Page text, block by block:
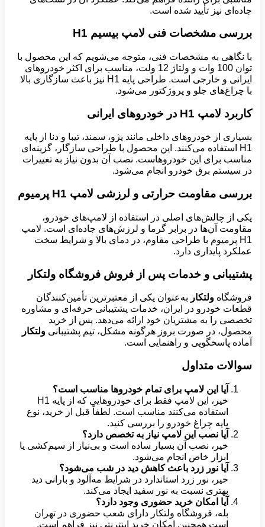
جاده‌ای نیز تأیید شده است.
بررسی مشخصات فنی لامپ بیسیم
با نگاهی به مشخصات فنی، متوجه می‌شویم که این محصول با
توان 100 وات و ولتاژ 12 ولت، مناسب برای اکثر خودروهای
ایرانی و خارجی است. طراحی پایه H1 نیز باعث سازگاری بالا
با چراغ‌های جلو و پروژکتور می‌شود.
کاربرد لامپ در خودروهای ایرانی
بسیاری از خودروهای داخلی مانند پژو، سمند، تیبا و دنا از پایه
H1 استفاده می‌کنند. این محصول با طراحی سازگار، گزینه‌ای
مناسب برای این خودروهاست. نصب آن بدون نیاز به تغییرات
در سیستم برق خودرو انجام می‌شود.
بررسی مقاومت حرارتی و لرزشی لامپ پرمیوم
یکی از چالش‌های اصلی در استفاده از لامپ‌های خودرو،
مقاومت آن‌ها در برابر گرما و لرزش‌های جاده‌ای است. لامپ
H1 پرمیوم با طراحی مقاوم، در دمای بالا و شرایط سخت
عملکرد پایداری دارد.
پشتیبانی و خدمات پس از فروش فروشگاه ولتکار
فروشگاه ولتکار به‌عنوان یکی از معتبرترین تأمین‌کنندگان
قطعات خودرو در ایران، خدمات پشتیبانی حرفه‌ای و مشاوره
تخصصی را به مشتریان خود ارائه می‌دهد. پس از خرید
محصول، در صورت بروز هرگونه مشکل، تیم پشتیبانی ولتکار
آماده پاسخگویی و راهنمایی است.
سوالات متداول
آیا این لامپ برای تمام خودروها مناسب است؟
خیر، این لامپ فقط برای خودروهایی که از پایه H1
استفاده می‌کنند مناسب است. لطفاً قبل از خرید، نوع
پایه چراغ خودرو را بررسی کنید.
آیا نصب این لامپ نیاز به تخصص دارد؟
خیر، نصب آن بسیار ساده است و بی‌نیاز از سیم‌کشی یا
ابزار خاص انجام می‌شود.
آیا نور زرد باعث کاهش دید در شب می‌شود؟
خیر، نور زرد استاندارد در شرایط مه‌آلود و بارانی دید
بهتری نسبت به نور سفید ایجاد می‌کند.
آیا امکان خرید حضوری وجود دارد؟
بله، فروشگاه ولتکار دارای شعب حضوری در تهران
است همچنین امکان خرید اینترنتی نیز فراهم است.